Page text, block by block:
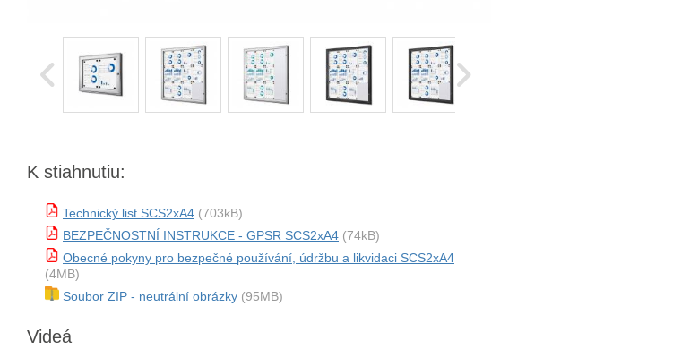
K stiahnutiu:
Technický list SCS2xA4 (703kB)
BEZPEČNOSTNÍ INSTRUKCE - GPSR SCS2xA4 (74kB)
Obecné pokyny pro bezpečné používání, údržbu a likvidaci SCS2xA4
(4MB)
Soubor ZIP - neutrální obrázky (95MB)
Videá